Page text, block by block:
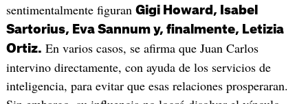
sentimentalmente figuran Gigi Howard, Isabel
Sartorius, Eva Sannum y, finalmente, Letizia
Ortiz. En varios casos, se afirma que Juan Carlos
intervino directamente, con ayuda de los servicios de
inteligencia, para evitar que esas relaciones prosperaran.